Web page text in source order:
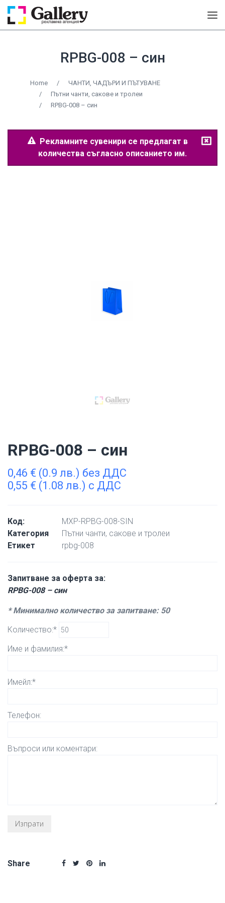
RPBG-008 – син
Home /
ЧАНТИ, ЧАДЪРИ И ПЪТУВАНЕ
/
Пътни чанти, сакове и тролеи
/
RPBG-008 – син
Рекламните сувенири се предлагат в
количества съгласно описанието им.
RPBG-008 – син
0,46 € (0.9 лв.) без ДДС
0,55 € (1.08 лв.) с ДДС
Код:
MXP-RPBG-008-SIN
Категория
Пътни чанти, сакове и тролеи
Етикет
rpbg-008
Запитване за оферта за:
RPBG-008 – син
* Минимално количество за запитване: 50
Количество:*
Име и фамилия:*
Имейл:*
Телефон:
Въпроси или коментари:
Share